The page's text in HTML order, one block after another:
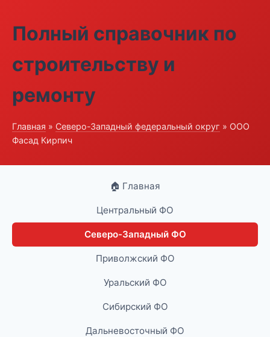
Полный справочник по
строительству и
ремонту
Главная » Северо-Западный федеральный округ » ООО
Фасад Кирпич
🏠 Главная
Центральный ФО
Северо-Западный ФО
Приволжский ФО
Уральский ФО
Сибирский ФО
Дальневосточный ФО